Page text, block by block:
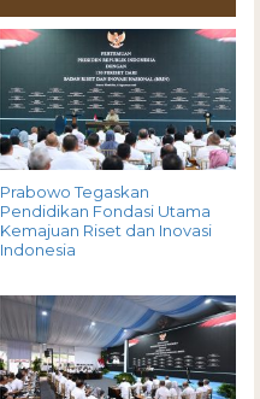
Prabowo Tegaskan
Pendidikan Fondasi Utama
Kemajuan Riset dan Inovasi
Indonesia